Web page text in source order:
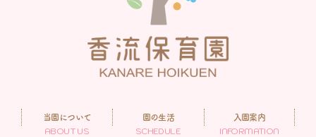
当園について
ABOUT US
園の生活
SCHEDULE
入園案内
INFORMATION